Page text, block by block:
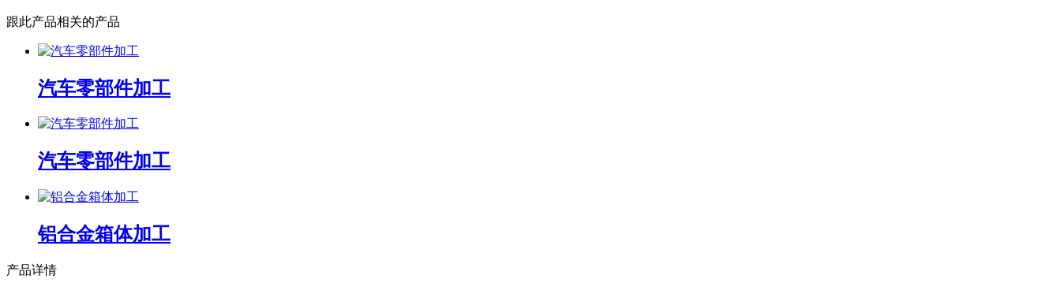
跟此产品相关的产品
汽车零部件加工
汽车零部件加工
铝合金箱体加工
产品详情